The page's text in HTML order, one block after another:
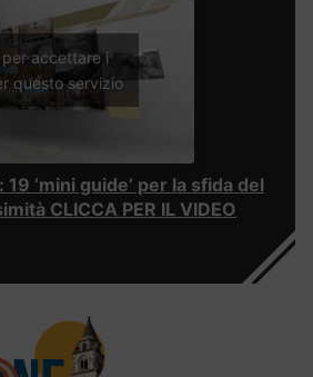
per accettare i
questo servizio
‘mini guide’ per la sfida del
CLICCA PER IL VIDEO